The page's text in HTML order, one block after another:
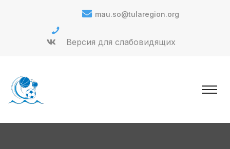
mau.so@tularegion.org
Версия для слабовидящих